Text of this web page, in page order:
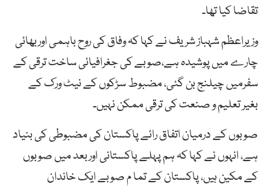
تقاضا کیا تھا۔
وزیراعظم شہباز شریف نے کہا کہ وفاق کی روح باہمی اوربھائی
چارے میں پوشیدہ ہے،صوبے کی جغرافیائی ساخت ترقی کے
سفرمیں چیلنج بن گئی، مضبوط سڑکوں کے نیٹ ورک کے
بغیر تعلیم و صنعت کی ترقی ممکن نہیں۔
صوبوں کے درمیان اتفاق رائے پاکستان کی مضبوطی کی بنیاد
ہے، انہوں نے کہا کہ ہم پہلے پاکستانی اوربعد میں صوبوں
کے مکین ہیں، پاکستان کے تما م صوبے ایک خاندان